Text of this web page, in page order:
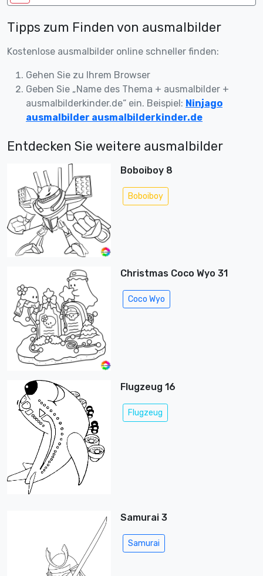
Tipps zum Finden von ausmalbilder
Kostenlose ausmalbilder online schneller finden:
Gehen Sie zu Ihrem Browser
Geben Sie „Name des Thema + ausmalbilder +
ausmalbilderkinder.de“ ein. Beispiel: Ninjago
ausmalbilder ausmalbilderkinder.de
Entdecken Sie weitere ausmalbilder
Boboiboy 8
Boboiboy
Christmas Coco Wyo 31
Coco Wyo
Flugzeug 16
Flugzeug
Samurai 3
Samurai